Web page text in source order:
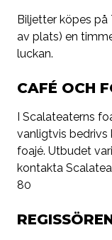
Biljetter köpes på
av plats) en
luckan.
CAFÉ OCH
I Scalateaterns
vanligtvis bedrivs
foajé. Utbudet
kontakta
80